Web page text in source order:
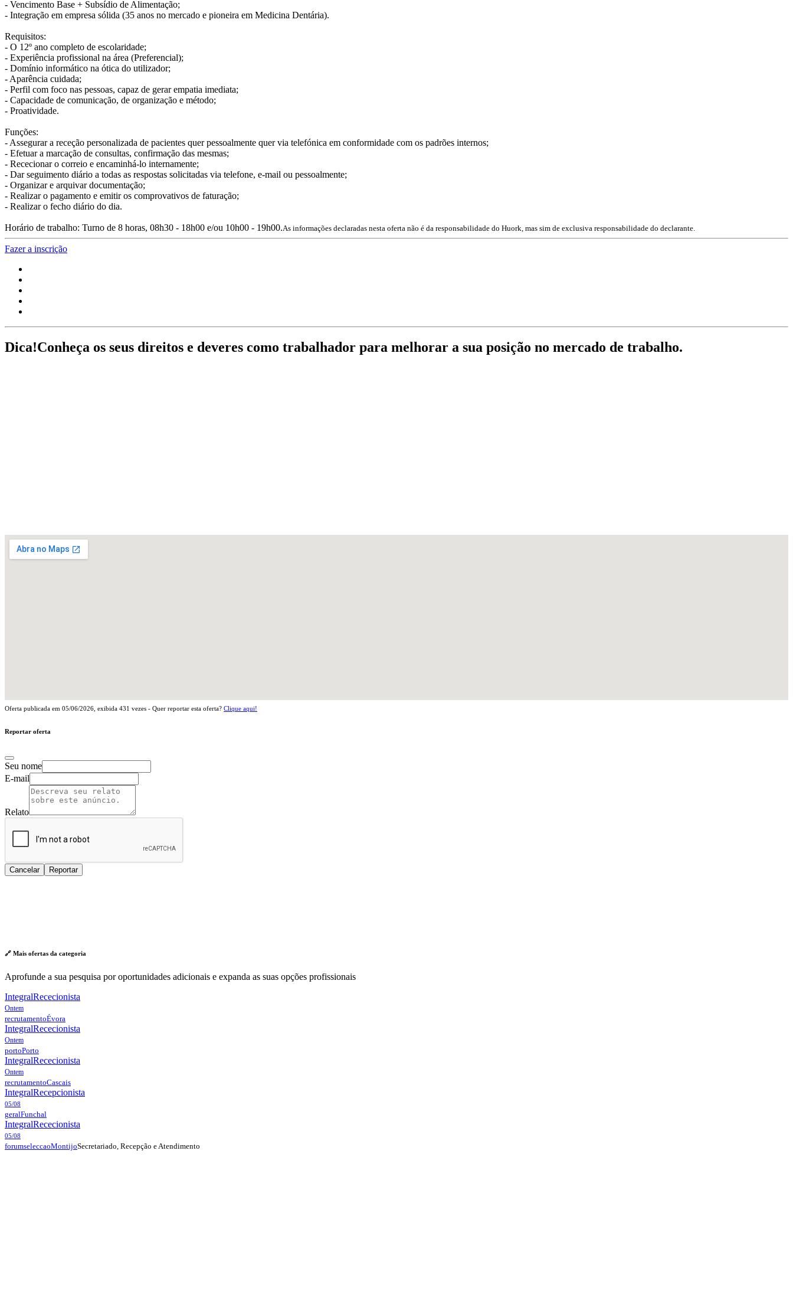
- Vencimento Base + Subsídio de Alimentação;
- Integração em empresa sólida (35 anos no mercado e pioneira em Medicina Dentária).
Requisitos:
- O 12º ano completo de escolaridade;
- Experiência profissional na área (Preferencial);
- Domínio informático na ótica do utilizador;
- Aparência cuidada;
- Perfil com foco nas pessoas, capaz de gerar empatia imediata;
- Capacidade de comunicação, de organização e método;
- Proatividade.
Funções:
- Assegurar a receção personalizada de pacientes quer pessoalmente quer via telefónica em conformidade com os padrões internos;
- Efetuar a marcação de consultas, confirmação das mesmas;
- Rececionar o correio e encaminhá-lo internamente;
- Dar seguimento diário a todas as respostas solicitadas via telefone, e-mail ou pessoalmente;
- Organizar e arquivar documentação;
- Realizar o pagamento e emitir os comprovativos de faturação;
- Realizar o fecho diário do dia.
Horário de trabalho: Turno de 8 horas, 08h30 - 18h00 e/ou 10h00 - 19h00.As informações declaradas nesta oferta não é da responsabilidade do Huork, mas sim de exclusiva responsabilidade do declarante.
Fazer a inscrição
Dica!Conheça os seus direitos e deveres como trabalhador para melhorar a sua posição no mercado de trabalho.
Oferta publicada em 05/06/2026 , exibida 431 vezes - Quer reportar esta oferta? Clique aqui!
Reportar oferta
Seu nome
E-mail
Relato
Cancelar Reportar
🔗 Mais ofertas da categoria
Aprofunde a sua pesquisa por oportunidades adicionais e expanda as suas opções profissionais
IntegralRececionista
Ontem
recrutamentoÉvora
IntegralRececionista
Ontem
portoPorto
IntegralRececionista
Ontem
recrutamentoCascais
IntegralRecepcionista
05/08
geralFunchal
IntegralRececionista
05/08
forumseleccaoMontijoSecretariado, Recepção e Atendimento